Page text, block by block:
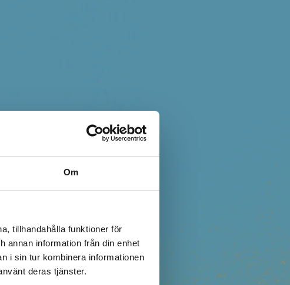
Om
tillhandahålla funktioner för
annan information från din enhet
i sin tur kombinera informationen
deras tjänster.